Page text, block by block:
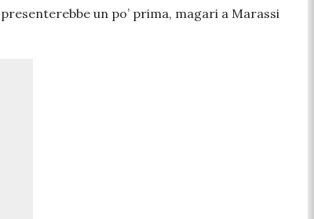
un po’ prima, magari a Marassi